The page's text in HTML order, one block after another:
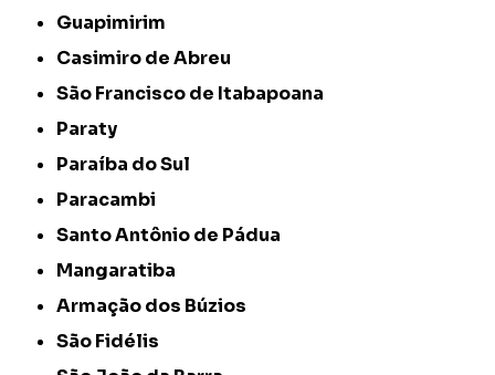
Guapimirim
Casimiro de Abreu
São Francisco de Itabapoana
Paraty
Paraíba do Sul
Paracambi
Santo Antônio de Pádua
Mangaratiba
Armação dos Búzios
São Fidélis